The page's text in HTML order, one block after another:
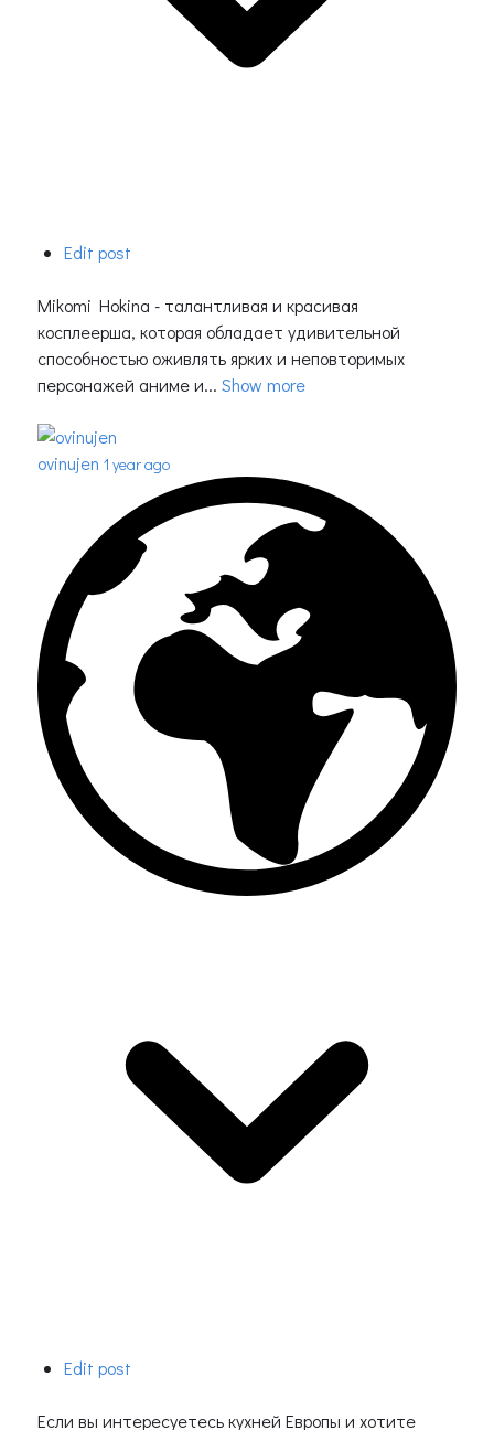
Edit post
Mikomi Hokina - талантливая и красивая
косплеерша, которая обладает удивительной
способностью оживлять ярких и неповторимых
персонажей аниме и... Show more
ovinujen 1 year ago
Edit post
Если вы интересуетесь кухней Европы и хотите